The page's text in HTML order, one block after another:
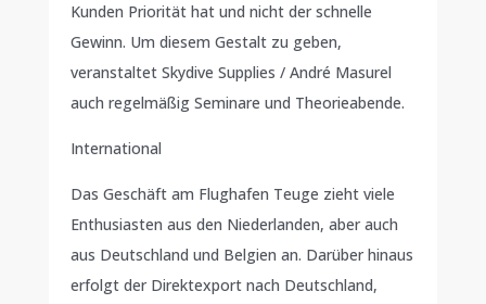
Kunden Priorität hat und nicht der schnelle
Gewinn. Um diesem Gestalt zu geben,
veranstaltet Skydive Supplies / André Masurel
auch regelmäßig Seminare und Theorieabende.
International
Das Geschäft am Flughafen Teuge zieht viele
Enthusiasten aus den Niederlanden, aber auch
aus Deutschland und Belgien an. Darüber hinaus
erfolgt der Direktexport nach Deutschland,